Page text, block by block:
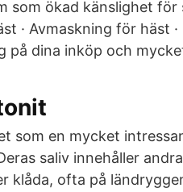
som ökad känslighet
· Avmaskning för häst
på dina inköp och
som en mycket
saliv innehåller
klåda, ofta på